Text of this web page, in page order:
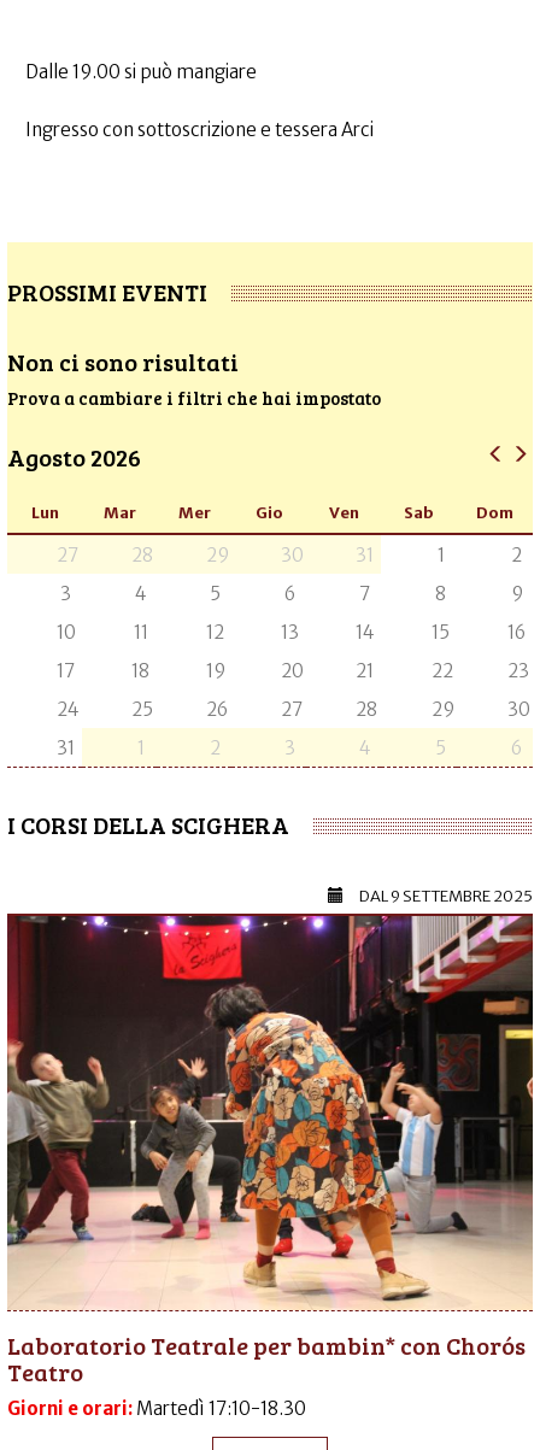
Dalle 19.00 si può mangiare
Ingresso con sottoscrizione e tessera Arci
PROSSIMI EVENTI
Non ci sono risultati
Prova a cambiare i filtri che hai impostato
Agosto 2026
Lun Mar Mer Gio Ven Sab Dom
27 28 29 30 31 1
2
3
4 5 6 7 8
9
10
11 12 13 14 15
16
17
18 19 20 21 22
23
24
25 26 27 28 29
30
31
1 2 3 4 5 6
I CORSI DELLA SCIGHERA
DAL9 SETTEMBRE 2025
Laboratorio Teatrale per bambin* con Chorós
Teatro
Giorni e orari: Martedì 17:10-18.30